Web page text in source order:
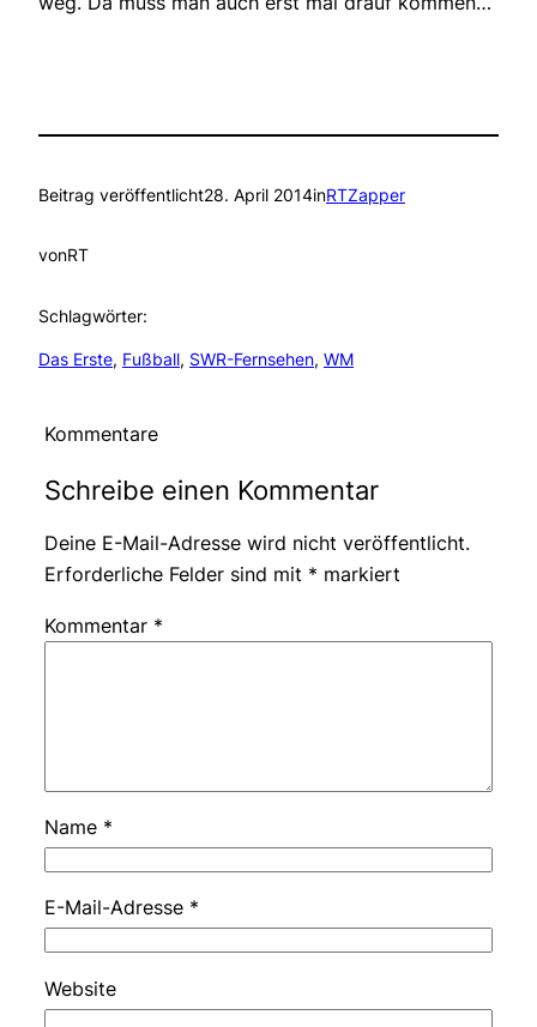
Beitrag veröffentlicht28. April 2014inRTZapper
vonRT
Schlagwörter:
Das Erste, Fußball, SWR-Fernsehen, WM
Kommentare
Schreibe einen Kommentar
Deine E-Mail-Adresse wird nicht veröffentlicht.
Erforderliche Felder sind mit * markiert
Kommentar *
Name *
E-Mail-Adresse *
Website